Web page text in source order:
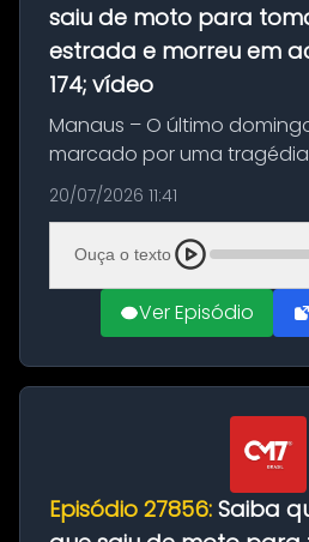
saiu de moto para
estrada e morreu em
174; vídeo
Manaus – O último
marcado por uma
resultou na morte precoce
BR-174, na zona rural de
com destino a um típico
20/07/2026 11:41
Ouça o texto
Ver Episódio
Episódio 27856: Saiba